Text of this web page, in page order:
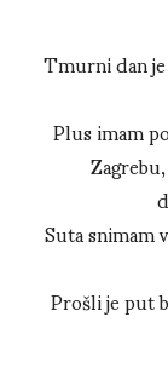
Tmurni dan
Plus imam
Suta snimam
Prošli je put